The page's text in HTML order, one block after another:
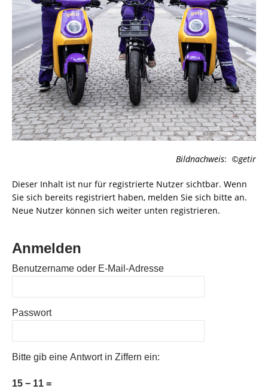
Bildnachweis: ©getir
Dieser Inhalt ist nur für registrierte Nutzer sichtbar. Wenn
Sie sich bereits registriert haben, melden Sie sich bitte an.
Neue Nutzer können sich weiter unten registrieren.
Anmelden
Benutzername oder E-Mail-Adresse
Passwort
Bitte gib eine Antwort in Ziffern ein:
15 − 11 =